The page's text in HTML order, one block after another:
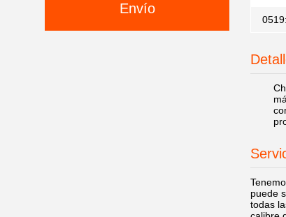
Envío
0519:
puede
todas